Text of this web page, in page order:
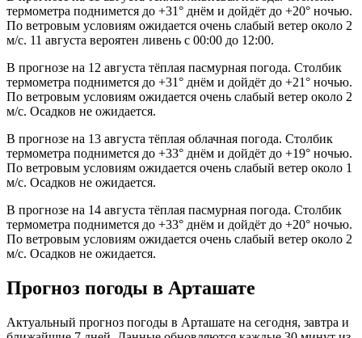
термометра поднимется до +31° днём и дойдёт до +20° ночью.
По ветровым условиям ожидается очень слабый ветер около 2
м/с. 11 августа вероятен ливень с 00:00 до 12:00.
В прогнозе на 12 августа тёплая пасмурная погода. Столбик
термометра поднимется до +31° днём и дойдёт до +21° ночью.
По ветровым условиям ожидается очень слабый ветер около 2
м/с. Осадков не ожидается.
В прогнозе на 13 августа тёплая облачная погода. Столбик
термометра поднимется до +33° днём и дойдёт до +19° ночью.
По ветровым условиям ожидается очень слабый ветер около 1
м/с. Осадков не ожидается.
В прогнозе на 14 августа тёплая пасмурная погода. Столбик
термометра поднимется до +33° днём и дойдёт до +20° ночью.
По ветровым условиям ожидается очень слабый ветер около 2
м/с. Осадков не ожидается.
Прогноз погоды в Арташате
Актуальный прогноз погоды в Арташате на сегодня, завтра и